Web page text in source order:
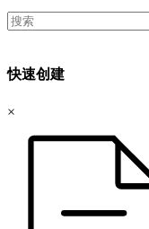
快速创建
×